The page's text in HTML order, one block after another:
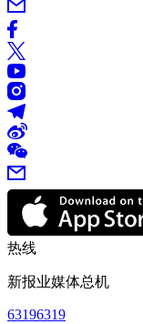
热线
新报业媒体总机
63196319